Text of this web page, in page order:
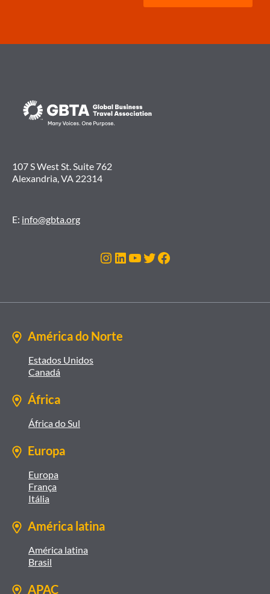
107 S West St. Suite 762
Alexandria, VA 22314
E: info@gbta.org
Instagram
LinkedIn
Youtube
Twitter
Facebook
América do Norte
Estados Unidos
Canadá
África
África do Sul
Europa
Europa
França
Itália
América latina
América latina
Brasil
APAC